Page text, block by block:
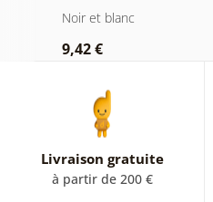
en noir et blanc
Noir et blanc
9,42 €
Livraison gratuite
à partir de 200 €